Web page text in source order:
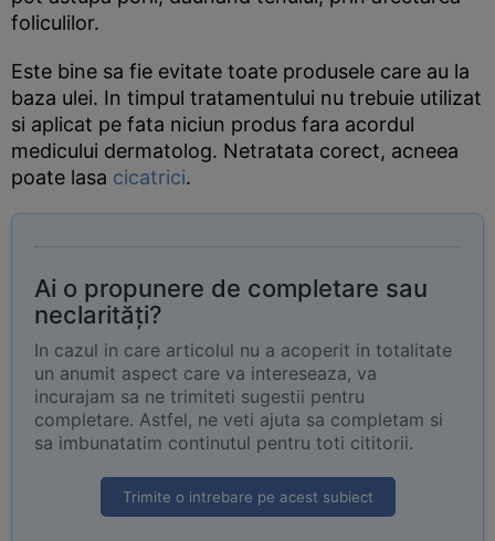
foliculilor.
Este bine sa fie evitate toate produsele care au la
baza ulei. In timpul tratamentului nu trebuie utilizat
si aplicat pe fata niciun produs fara acordul
medicului dermatolog. Netratata corect, acneea
poate lasa cicatrici.
Ai o propunere de completare sau
neclarități?
In cazul in care articolul nu a acoperit in totalitate
un anumit aspect care va intereseaza, va
incurajam sa ne trimiteti sugestii pentru
completare. Astfel, ne veti ajuta sa completam si
sa imbunatatim continutul pentru toti cititorii.
Trimite o intrebare pe acest subiect